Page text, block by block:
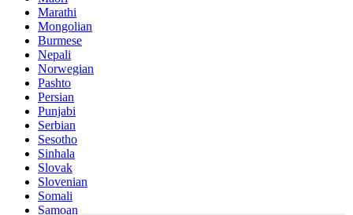
Marathi
Mongolian
Burmese
Nepali
Norwegian
Pashto
Persian
Punjabi
Serbian
Sesotho
Sinhala
Slovak
Slovenian
Somali
Samoan